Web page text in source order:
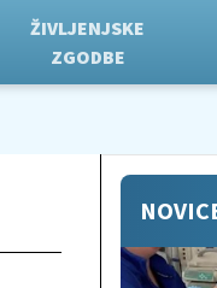
ŽIVLJENJSKE
ZGODBE